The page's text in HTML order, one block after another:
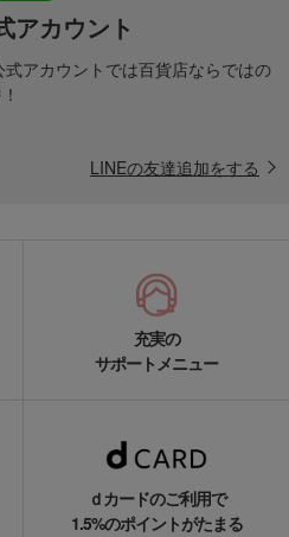
アカウント
アカウントでは百貨店ならではの
LINEの友達追加をする
充実の
サポートメニュー
ｄカードのご利用で
1.5%のポイントがたまる